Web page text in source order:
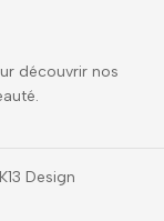
découvrir nos
Design